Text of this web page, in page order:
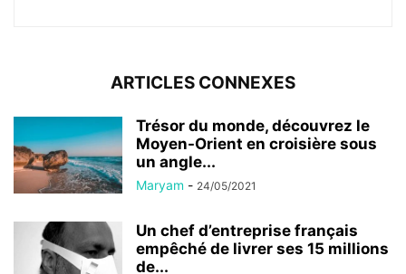
ARTICLES CONNEXES
Trésor du monde, découvrez le
Moyen-Orient en croisière sous
un angle...
Maryam - 24/05/2021
Un chef d’entreprise français
empêché de livrer ses 15 millions
de...